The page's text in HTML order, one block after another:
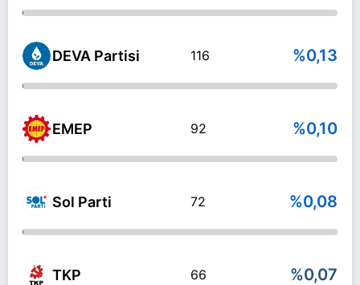
DEVA Partisi 116 %0,13
EMEP 92 %0,10
Sol Parti 72 %0,08
TKP 66 %0,07